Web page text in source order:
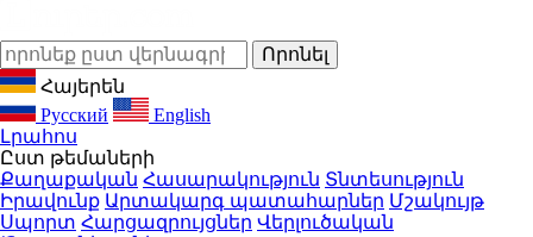
Հայերեն
Русский
English
Լրահոս
Ըստ թեմաների
Քաղաքական Հասարակություն Տնտեսություն
Իրավունք Արտակարգ պատահարներ Մշակույթ
Սպորտ Հարցազրույցներ Վերլուծական